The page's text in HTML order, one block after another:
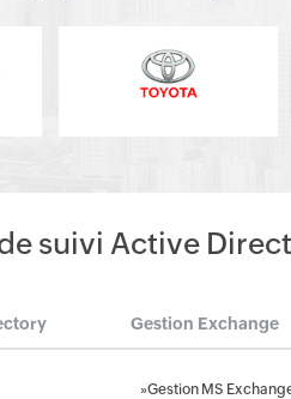
suivi Active
Gestion Exchange
»Gestion MS